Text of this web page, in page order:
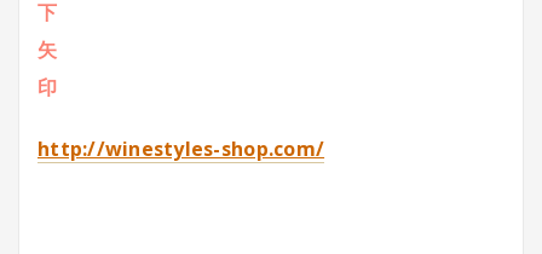
http://winestyles-shop.com/